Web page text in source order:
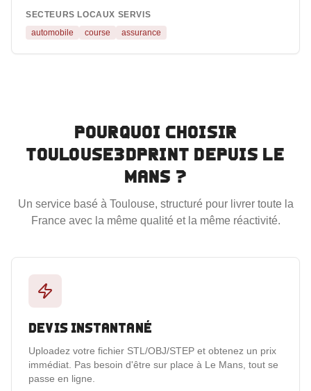
SECTEURS LOCAUX SERVIS
automobile
course assurance
Pourquoi choisir
Toulouse3DPrint depuis Le
Mans ?
Un service basé à Toulouse, structuré pour livrer toute la
France avec la même qualité et la même réactivité.
Devis instantané
Uploadez votre fichier STL/OBJ/STEP et obtenez un prix
immédiat. Pas besoin d'être sur place à Le Mans, tout se
passe en ligne.